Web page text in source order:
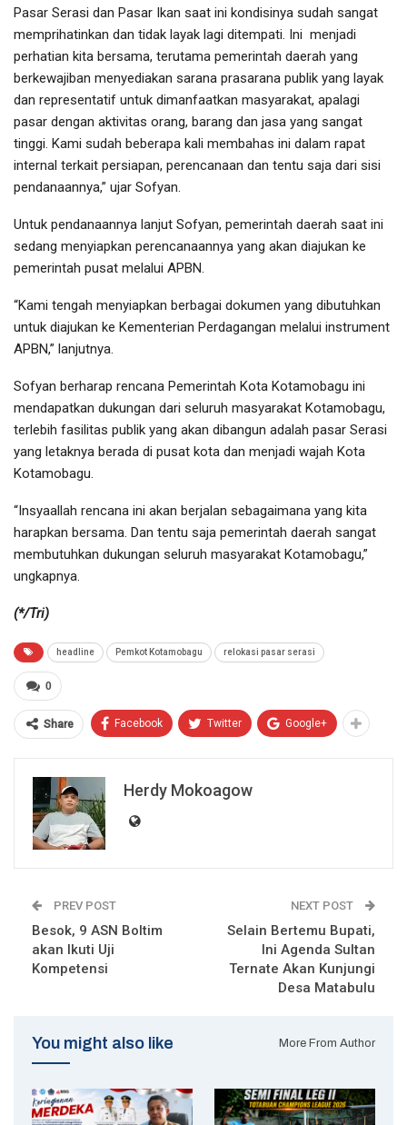
Pasar Serasi dan Pasar Ikan saat ini kondisinya sudah sangat
memprihatinkan dan tidak layak lagi ditempati. Ini menjadi
perhatian kita bersama, terutama pemerintah daerah yang
berkewajiban menyediakan sarana prasarana publik yang layak
dan representatif untuk dimanfaatkan masyarakat, apalagi
pasar dengan aktivitas orang, barang dan jasa yang sangat
tinggi. Kami sudah beberapa kali membahas ini dalam rapat
internal terkait persiapan, perencanaan dan tentu saja dari sisi
pendanaannya,” ujar Sofyan.
Untuk pendanaannya lanjut Sofyan, pemerintah daerah saat ini
sedang menyiapkan perencanaannya yang akan diajukan ke
pemerintah pusat melalui APBN.
“Kami tengah menyiapkan berbagai dokumen yang dibutuhkan
untuk diajukan ke Kementerian Perdagangan melalui instrument
APBN,” lanjutnya.
Sofyan berharap rencana Pemerintah Kota Kotamobagu ini
mendapatkan dukungan dari seluruh masyarakat Kotamobagu,
terlebih fasilitas publik yang akan dibangun adalah pasar Serasi
yang letaknya berada di pusat kota dan menjadi wajah Kota
Kotamobagu.
“Insyaallah rencana ini akan berjalan sebagaimana yang kita
harapkan bersama. Dan tentu saja pemerintah daerah sangat
membutuhkan dukungan seluruh masyarakat Kotamobagu,”
ungkapnya.
(*/Tri)
headline Pemkot Kotamobagu relokasi pasar serasi
0
Share Facebook Twitter Google+
Herdy Mokoagow
PREV POST
Besok, 9 ASN Boltim
akan Ikuti Uji
Kompetensi
NEXT POST
Selain Bertemu Bupati,
Ini Agenda Sultan
Ternate Akan Kunjungi
Desa Matabulu
You might also like More From Author